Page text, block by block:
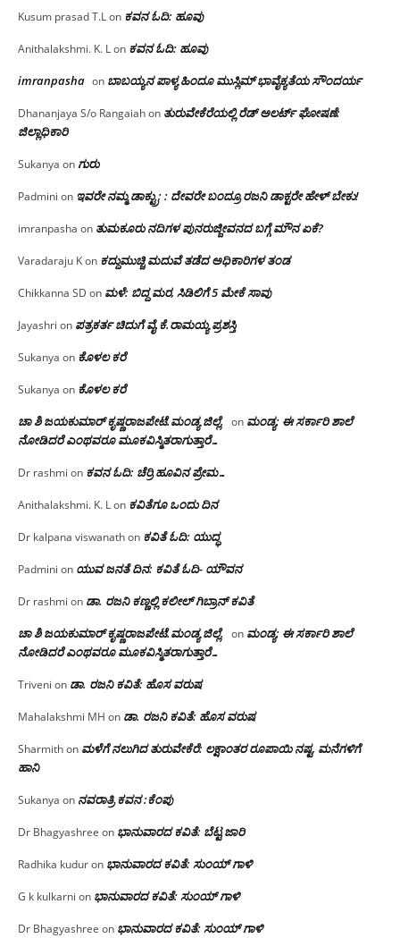
Kusum prasad T.Lon ಕವನ ಓದಿ: ಹೂವು
Anithalakshmi. K. Lon ಕವನ ಓದಿ: ಹೂವು
imranpasha on ಬಾಬಯ್ಯನ ಪಾಳ್ಯ ಹಿಂದೂ ಮುಸ್ಲಿಮ್ ಭಾವೈಕ್ಯತೆಯ ಸೌಂದರ್ಯ
Dhananjaya S/o Rangaiahon ತುರುವೇಕೆರೆಯಲ್ಲಿ ರೆಡ್ ಅಲರ್ಟ್ ಘೋಷಣೆ:
ಜಿಲ್ಲಾಧಿಕಾರಿ
Sukanya onಗುರು
Padmini on ಇವರೇ ನಮ್ಮ ಡಾಕ್ಟ್ರು; : ದೇವರೇ ಬಂದ್ರೂ ರಜನಿ ಡಾಕ್ಟರೇ ಹೇಳ್ ಬೇಕು!
imranpasha on ತುಮಕೂರು ನದಿಗಳ ಪುನರುಜ್ಜೀವನದ ಬಗ್ಗೆ ಮೌನ ಏಕೆ?
Varadaraju Kon ಕದ್ದುಮುಚ್ಚಿ ಮದುವೆ ತಡೆದ ಅಧಿಕಾರಿಗಳ ತಂಡ
Chikkanna SD on ಮಳೆ: ಬಿದ್ದ ಮರ, ಸಿಡಿಲಿಗೆ 5 ಮೇಕೆ ಸಾವು
Jayashri on ಪತ್ರಕರ್ತ ಚಿದುಗೆ ವೈ.ಕೆ.ರಾಮಯ್ಯ ಪ್ರಶಸ್ತಿ
Sukanya on ಕೊಳಲ ಕರೆ
Sukanya on ಕೊಳಲ ಕರೆ
ಚಾ ಶಿ ಜಯಕುಮಾರ್ ಕೃಷ್ಣರಾಜಪೇಟೆ.ಮಂಡ್ಯ ಜಿಲ್ಲೆ. on ಮಂಡ್ಯ: ಈ ಸರ್ಕಾರಿ ಶಾಲೆ
ನೋಡಿದರೆ ಎಂಥವರೂ ಮೂಕವಿಸ್ಮಿತರಾಗುತ್ತಾರೆ…
Dr rashmi on ಕವನ ಓದಿ: ಚೆರ್ರಿ ಹೂವಿನ ಪ್ರೇಮ…
Anithalakshmi. K. Lon ಕವಿತೆಗೂ ಒಂದು ದಿನ
Dr kalpana viswanathon ಕವಿತೆ ಓದಿ: ಯುದ್ಧ
Padmini on ಯುವ ಜನತೆ ದಿನ: ಕವಿತೆ ಓದಿ- ಯೌವನ
Dr rashmi on ಡಾ. ರಜನಿ‌ ಕಣ್ಣಲ್ಲಿ ಕಲೀಲ್ ಗಿಬ್ರಾನ್ ಕವಿತೆ
ಚಾ ಶಿ ಜಯಕುಮಾರ್ ಕೃಷ್ಣರಾಜಪೇಟೆ.ಮಂಡ್ಯ ಜಿಲ್ಲೆ. on ಮಂಡ್ಯ: ಈ ಸರ್ಕಾರಿ ಶಾಲೆ
ನೋಡಿದರೆ ಎಂಥವರೂ ಮೂಕವಿಸ್ಮಿತರಾಗುತ್ತಾರೆ…
Triveni on ಡಾ. ರಜನಿ ಕವಿತೆ: ಹೊಸ ವರುಷ
Mahalakshmi MH on ಡಾ. ರಜನಿ ಕವಿತೆ: ಹೊಸ ವರುಷ
Sharmithon ಮಳೆಗೆ ನಲುಗಿದ ತುರುವೇಕೆರೆ: ಲಕ್ಷಾಂತರ ರೂಪಾಯಿ ನಷ್ಟ, ಮನೆಗಳಿಗೆ
ಹಾನಿ
Sukanya on ನವರಾತ್ರಿ ಕವನ :ಕೆಂಪು
Dr Bhagyashree on ಭಾನುವಾರದ ಕವಿತೆ: ಬೆಟ್ಟ ಜಾರಿ
Radhika kuduron ಭಾನುವಾರದ ಕವಿತೆ: ಸುಂಯ್ ಗಾಳಿ
G k kulkarni on ಭಾನುವಾರದ ಕವಿತೆ: ಸುಂಯ್ ಗಾಳಿ
Dr Bhagyashree on ಭಾನುವಾರದ ಕವಿತೆ: ಸುಂಯ್ ಗಾಳಿ